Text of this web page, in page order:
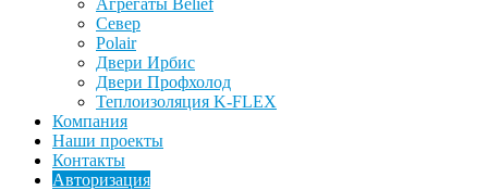
Агрегаты Belief
Север
Polair
Двери Ирбис
Двери Профхолод
Теплоизоляция K-FLEX
Компания
Наши проекты
Контакты
Авторизация